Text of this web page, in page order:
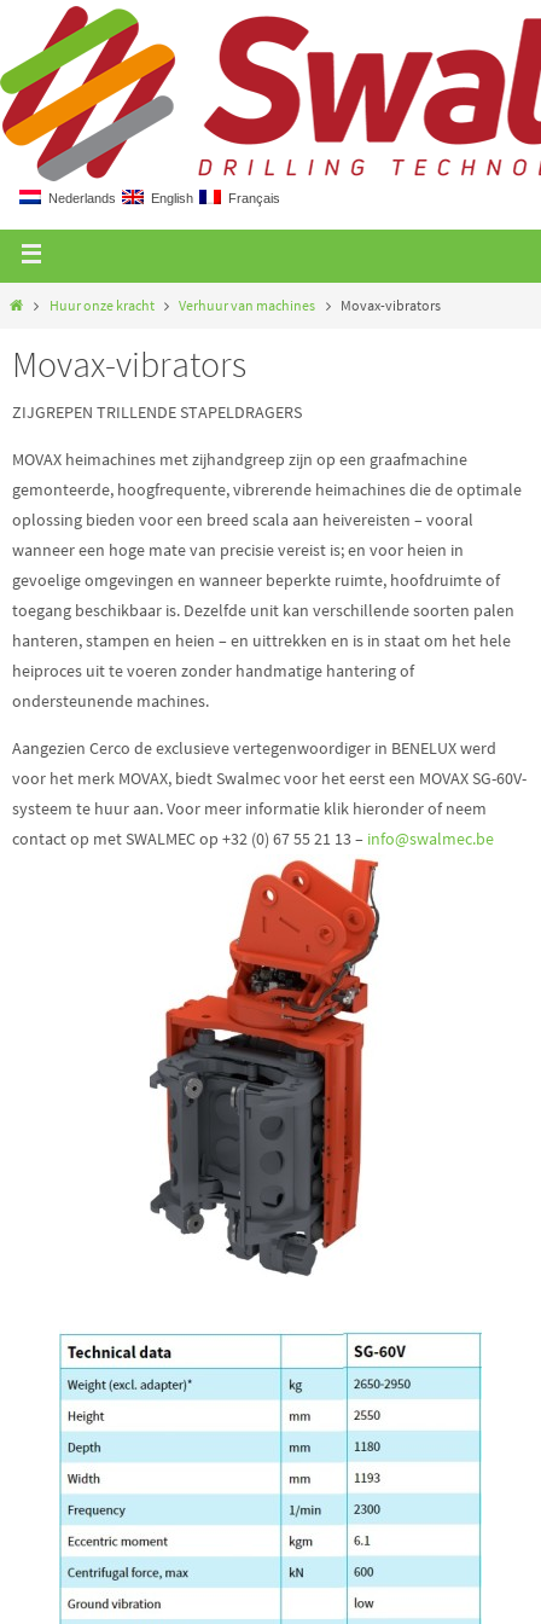
Nederlands English Français
Huur onze kracht Verhuur van machines Movax-vibrators
Movax-vibrators
ZIJGREPEN TRILLENDE STAPELDRAGERS
MOVAX heimachines met zijhandgreep zijn op een graafmachine
gemonteerde, hoogfrequente, vibrerende heimachines die de optimale
oplossing bieden voor een breed scala aan heivereisten – vooral
wanneer een hoge mate van precisie vereist is;en voor heien in
gevoelige omgevingen en wanneer beperkte ruimte, hoofdruimte of
toegang beschikbaar is. Dezelfde unit kan verschillende soorten palen
hanteren, stampen en heien – en uittrekken en is in staat om het hele
heiproces uit te voeren zonder handmatige hantering of
ondersteunende machines.
Aangezien Cerco de exclusieve vertegenwoordiger in BENELUX werd
voor het merk MOVAX, biedt Swalmec voor het eerst een MOVAX SG-60V-
systeem te huur aan. Voor meer informatie klik hieronder of neem
contact op met SWALMEC op +32 (0) 67 55 21 13 – info@swalmec.be